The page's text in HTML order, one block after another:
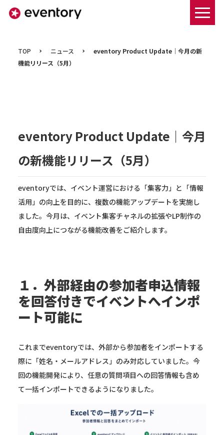
TOP ニュース
eventory Product Update｜今月の新
機能リリース（5月）
eventory Product Update｜今月
の新機能リリース（5月）
eventoryでは、イベント運営における「集客力」と「情報
活用」の向上を目的に、複数の機能アップデートを実施し
ました。今月は、イベント集客チャネルの拡張やLP制作の
自由度向上につながる機能改善をご紹介します。
１．外部経由の参加者申込情報
を回答付きでイベントへインポ
ート可能に
これまでeventoryでは、外部から参加者をインポートする
際に「姓名・メールアドレス」のみ対応していました。今
回の機能開発により、任意の質問項目への回答情報も含め
て一括インポートできるようになりました。